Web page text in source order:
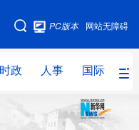
网站无障碍
PC版本
时政 人事 国际 财
人事